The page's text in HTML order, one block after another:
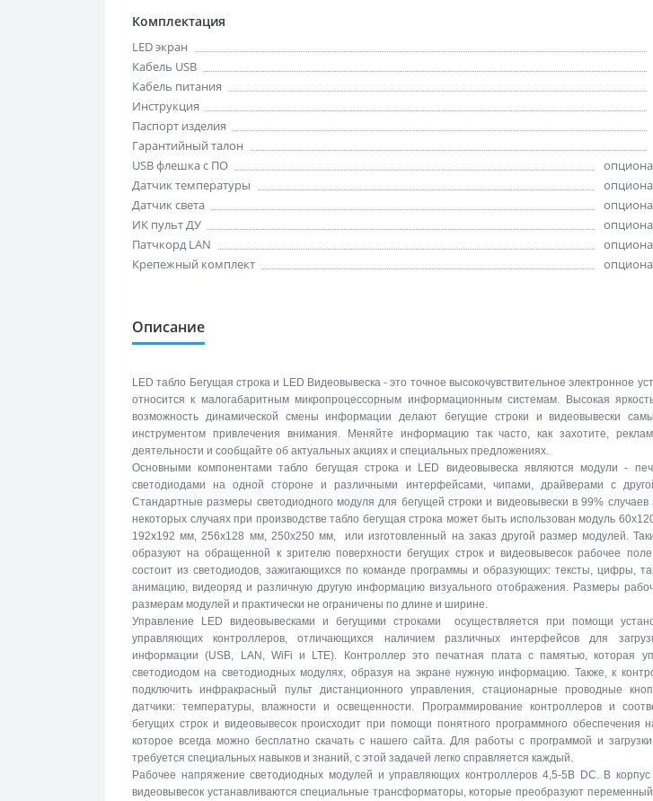
Комплектация
LED экран
Кабель USB
Кабель питания
Инструкция
Паспорт изделия
Гарантийный талон
USB флешка с ПО
Датчик температуры
Датчик света
ИК пульт ДУ
Патчкорд LAN
Крепежный комплект
Описание
LED табло Бегущая строка и LED Видеовывеска - это точное высокочувствительное электронное
относится к малогабаритным микропроцессорным информационным системам. Высокая
возможность динамической смены информации делают бегущие строки и видеовывески
инструментом привлечения внимания. Меняйте информацию так часто, как захотите,
деятельности и сообщайте об актуальных акциях и специальных предложениях.
Основными компонентами табло бегущая строка и LED видеовывеска являются модули -
светодиодами на одной стороне и различными интерфейсами, чипами, драйверами с
Стандартные размеры светодиодного модуля для бегущей строки и видеовывески в 99%
некоторых случаях при производстве табло бегущая строка может быть использован модуль
192х192 мм, 256х128 мм, 250х250 мм, или изготовленный на заказ другой размер модулей.
образуют на обращенной к зрителю поверхности бегущих строк и видеовывесок рабочее поле
состоит из светодиодов, зажигающихся по команде программы и образующих: тексты, цифры,
анимацию, видеоряд и различную другую информацию визуального отображения. Размеры
размерам модулей и практически не ограничены по длине и ширине.
Управление LED видеовывесками и бегущими строками осуществляется при помощи
управляющих контроллеров, отличающихся наличием различных интерфейсов для
информации (USB, LAN, WiFi и LTE). Контроллер это печатная плата с памятью, которая
светодиодом на светодиодных модулях, образуя на экране нужную информацию. Также, к
подключить инфракрасный пульт дистанционного управления, стационарные проводные
датчики: температуры, влажности и освещенности. Программирование контроллеров и
бегущих строк и видеовывесок происходит при помощи понятного программного обеспечения
которое всегда можно бесплатно скачать с нашего сайта. Для работы с программой и
требуется специальных навыков и знаний, с этой задачей легко справляется каждый.
Рабочее напряжение светодиодных модулей и управляющих контроллеров 4,5-5В DC. В корпус
видеовывесок устанавливаются специальные трансформаторы, которые преобразуют